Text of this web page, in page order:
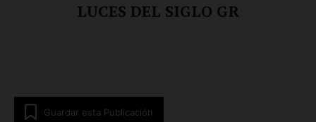
LUCES DEL SIGLO GR
Guardar esta Publicación